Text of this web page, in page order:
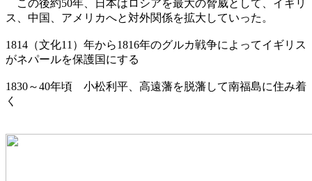
この後約50年、日本はロシアを最大の脅威として、イギリ
ス、中国、アメリカへと対外関係を拡大していった。
1814（文化11）年から1816年のグルカ戦争によってイギリス
がネパールを保護国にする
1830～40年頃 小松利平、高遠藩を脱藩して南福島に住み着
く